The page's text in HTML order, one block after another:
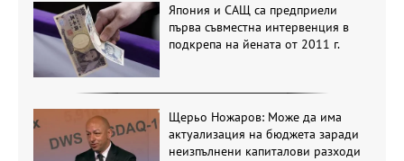
Япония и САЩ са предприели
първа съвместна интервенция в
подкрепа на йената от 2011 г.
Щерьо Ножаров: Може да има
актуализация на бюджета заради
неизпълнени капиталови разходи